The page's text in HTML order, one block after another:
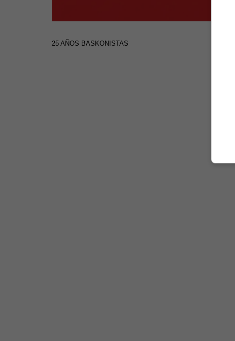
25 AÑOS BASKONISTAS